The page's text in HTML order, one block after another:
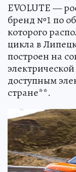
EVOLUTE —
бренд №1 по
которого
цикла в
построен на
доступным
стране**.